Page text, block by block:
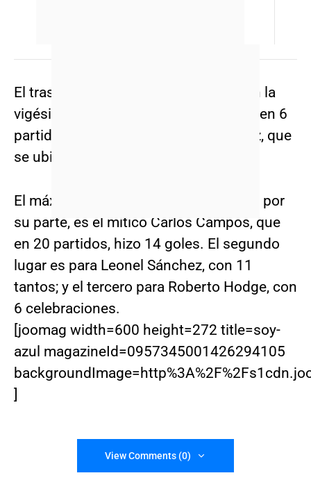
El trasandino se encuentra ubicado en la
vigésima posición, con 3 anotaciones en 6
partidos, una menos que Osvaldo Díaz, que
se ubica en el puesto 18.
El máximo anotador Azul contra la UC, por
su parte, es el mítico Carlos Campos, que
en 20 partidos, hizo 14 goles. El segundo
lugar es para Leonel Sánchez, con 11
tantos; y el tercero para Roberto Hodge, con
6 celebraciones.
[joomag width=600 height=272 title=soy-
azul magazineId=0957345001426294105
]
View Comments (0)